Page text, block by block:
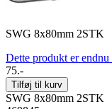
SWG 8x80mm 2STK
Dette produkt er
75.-
Tilføj til kurv
SWG 8x80mm 2STK